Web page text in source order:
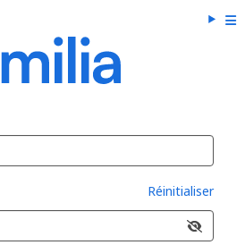
Réinitialiser